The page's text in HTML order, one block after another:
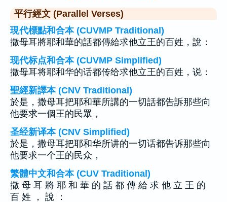
平行經文 (Parallel Verses)
現代標點和合本 (CUVMP Traditional)
撒母耳將耶和華的話都傳給求他立王的百姓，說：
现代标点和合本 (CUVMP Simplified)
撒母耳将耶和华的话都传给求他立王的百姓，说：
聖經新譯本 (CNV Traditional)
於是，撒母耳把耶和華所講的一切話都告訴那些向
他要求一個王的民眾，
圣经新译本 (CNV Simplified)
於是，撒母耳把耶和华所讲的一切话都告诉那些向
他要求一个王的民众，
繁體中文和合本 (CUV Traditional)
撒 母 耳 將 耶 和 華 的 話 都 傳 給 求 他 立 王 的
百 姓 ， 說 ：